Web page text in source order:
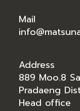
Mail
Address
889 Moo.8
Pradaeng
Head office